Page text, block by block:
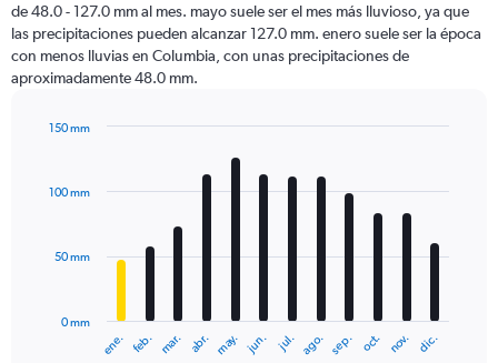
de 48.0 - 127.0 mm al mes. mayo suele ser el mes más lluvioso, ya que
las precipitaciones pueden alcanzar 127.0 mm. enero suele ser la época
con menos lluvias en Columbia, con unas precipitaciones de
aproximadamente 48.0 mm.
with
12
The
ene. feb. mar. abr. may. jun. jul. ago. sep. oct. nov. dic.
0 mm
50 mm
100 mm
150 mm